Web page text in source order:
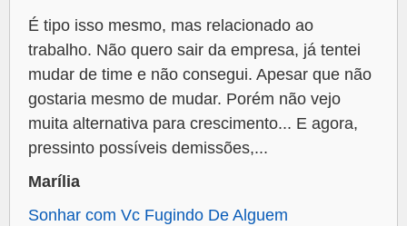
É tipo isso mesmo, mas relacionado ao
trabalho. Não quero sair da empresa, já tentei
mudar de time e não consegui. Apesar que não
gostaria mesmo de mudar. Porém não vejo
muita alternativa para crescimento... E agora,
pressinto possíveis demissões,...
Marília
Sonhar com Vc Fugindo De Alguem